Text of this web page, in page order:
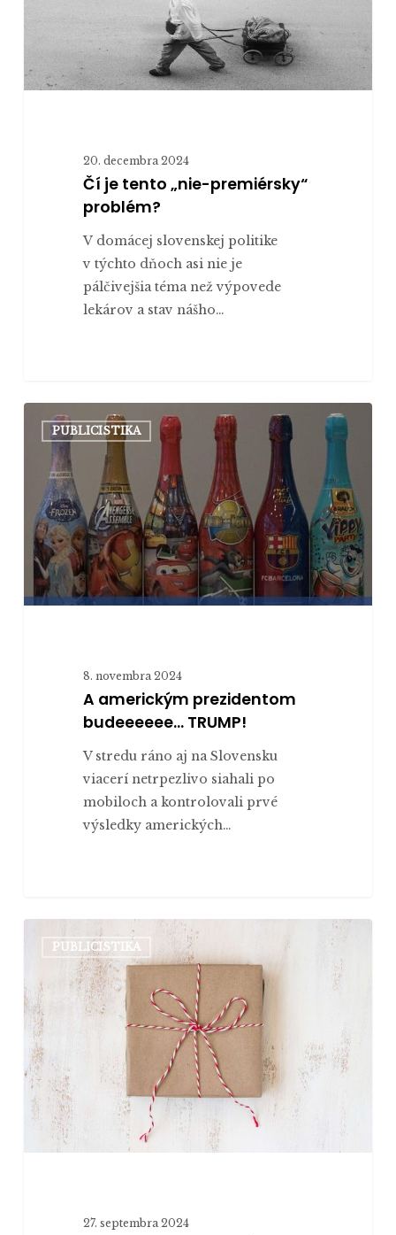
20. decembra 2024
Čí je tento „nie-premiérsky“
problém?
V domácej slovenskej politike
v týchto dňoch asi nie je
pálčivejšia téma než výpovede
lekárov a stav nášho…
A americkým
prezidentom
budeeeeee…
TRUMP!
PUBLICISTIKA
8. novembra 2024
A americkým prezidentom
budeeeeee… TRUMP!
V stredu ráno aj na Slovensku
viacerí netrpezlivo siahali po
mobiloch a kontrolovali prvé
výsledky amerických…
konsolidačný
balíček…
PUBLICISTIKA
27. septembra 2024